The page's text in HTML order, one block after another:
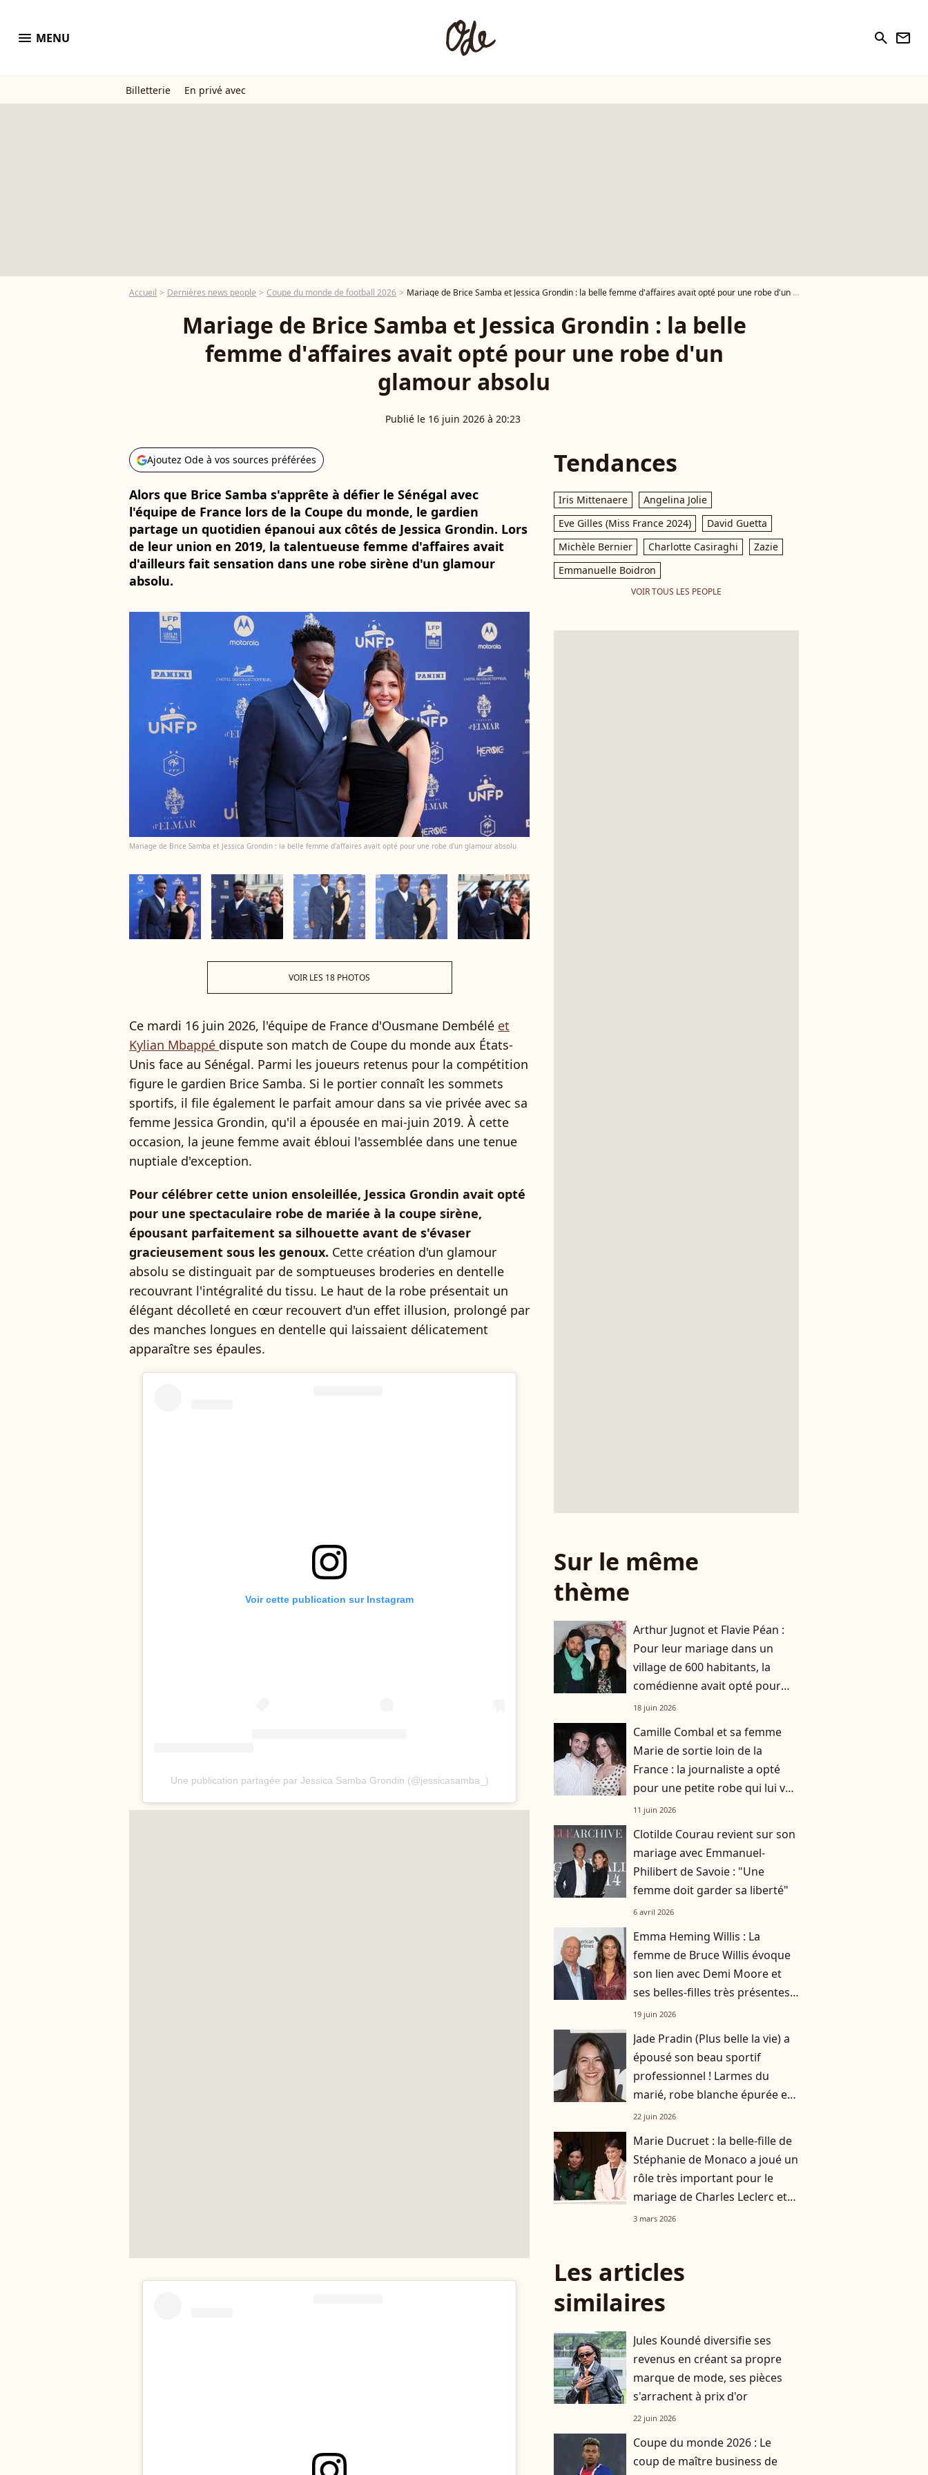
menu MENU search newsletter
Billetterie En privé avec
Accueil Dernières news people Coupe du monde de football 2026 Mariage de Brice Samba et Jessica Grondin : la belle femme d'affaires avait opté pour une robe d'un glamour absolu
Mariage de Brice Samba et Jessica Grondin : la belle
femme d'affaires avait opté pour une robe d'un
glamour absolu
Publié le 16 juin 2026 à 20:23
Ajoutez Ode à vos sources préférées
Alors que Brice Samba s'apprête à défier le Sénégal avec
l'équipe de France lors de la Coupe du monde, le gardien
partage un quotidien épanoui aux côtés de Jessica Grondin. Lors
de leur union en 2019, la talentueuse femme d'affaires avait
d'ailleurs fait sensation dans une robe sirène d'un glamour
absolu.
Mariage de Brice Samba et Jessica Grondin : la belle femme d'affaires avait opté pour une robe d'un glamour absolu
VOIR LES 18 PHOTOS
Ce mardi 16 juin 2026, l'équipe de France d'Ousmane Dembélé et
Kylian Mbappé dispute son match de Coupe du monde aux États-
Unis face au Sénégal. Parmi les joueurs retenus pour la compétition
figure le gardien Brice Samba. Si le portier connaît les sommets
sportifs, il file également le parfait amour dans sa vie privée avec sa
femme Jessica Grondin, qu'il a épousée en mai-juin 2019. À cette
occasion, la jeune femme avait ébloui l'assemblée dans une tenue
nuptiale d'exception.
Pour célébrer cette union ensoleillée, Jessica Grondin avait opté
pour une spectaculaire robe de mariée à la coupe sirène,
épousant parfaitement sa silhouette avant de s'évaser
gracieusement sous les genoux. Cette création d'un glamour
absolu se distinguait par de somptueuses broderies en dentelle
recouvrant l'intégralité du tissu. Le haut de la robe présentait un
élégant décolleté en cœur recouvert d'un effet illusion, prolongé par
des manches longues en dentelle qui laissaient délicatement
apparaître ses épaules.
Voir cette publication sur Instagram
Une publication partagée par Jessica Samba Grondin (@jessicasamba_)
Tendances
Iris Mittenaere
Angelina Jolie
Eve Gilles (Miss France 2024)
David Guetta
Michèle Bernier
Charlotte Casiraghi
Zazie
Emmanuelle Boidron
VOIR TOUS LES PEOPLE
Sur le même
thème
Arthur Jugnot et Flavie Péan :
Pour leur mariage dans un
village de 600 habitants, la
comédienne avait opté pour
une robe originale d'une
18 juin 2026
Camille Combal et sa femme
Marie de sortie loin de la
France : la journaliste a opté
pour une petite robe qui lui va
parfaitement
11 juin 2026
Clotilde Courau revient sur son
mariage avec Emmanuel-
Philibert de Savoie : "Une
femme doit garder sa liberté"
6 avril 2026
Emma Heming Willis : La
femme de Bruce Willis évoque
son lien avec Demi Moore et
ses belles-filles très présentes
dans le quotidien de l’acteur
19 juin 2026
Jade Pradin (Plus belle la vie) a
épousé son beau sportif
professionnel ! Larmes du
marié, robe blanche épurée et
pluie de bulles, toutes les
22 juin 2026
Marie Ducruet : la belle-fille de
Stéphanie de Monaco a joué un
rôle très important pour le
mariage de Charles Leclerc et
Alexandra Saint Mleux
3 mars 2026
Les articles
similaires
Jules Koundé diversifie ses
revenus en créant sa propre
marque de mode, ses pièces
s'arrachent à prix d'or
22 juin 2026
Coupe du monde 2026 : Le
coup de maître business de